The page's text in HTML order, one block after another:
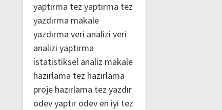
yaptırma tez yaptırma tez
yazdırma makale
yazdırma veri analizi veri
analizi yaptırma
istatistiksel analiz makale
hazırlama tez hazırlama
proje hazırlama tez yazdır
ödev yaptır ödev en iyi tez